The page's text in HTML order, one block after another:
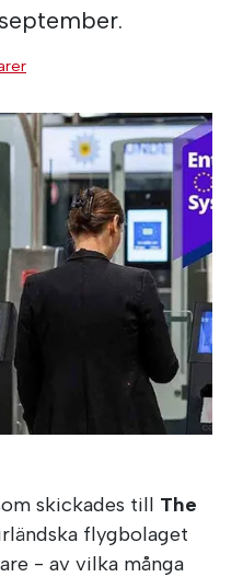
skickades till The
flygbolaget
- av vilka många